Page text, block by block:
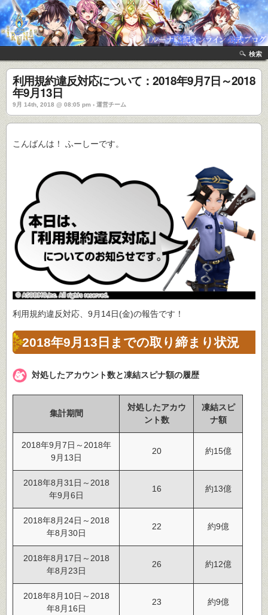
検索
利用規約違反対応について：2018年9月7日～2018
年9月13日
9月 14th, 2018 @ 08:05 pm › 運営チーム
こんばんは！ ふーしーです。
利用規約違反対応、9月14日(金)の報告です！
2018年9月13日までの取り締まり状況
対処したアカウント数と凍結スピナ額の履歴
集計期間
対処したアカウ
ント数
凍結スピ
ナ額
2018年9月7日～2018年
9月13日
20 約15億
2018年8月31日～2018
年9月6日
16 約13億
2018年8月24日～2018
年8月30日
22 約9億
2018年8月17日～2018
年8月23日
26 約12億
2018年8月10日～2018
年8月16日
23 約9億